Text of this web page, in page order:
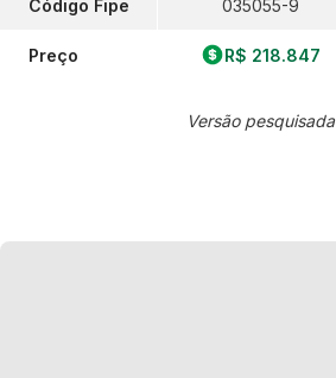
Código Fipe
Preço
035055-9
R$ 218.847
Versão pesquisada